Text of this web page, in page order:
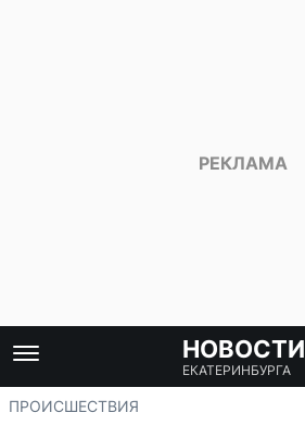
НОВОСТИ
ЕКАТЕРИНБУРГА
ПРОИСШЕСТВИЯ